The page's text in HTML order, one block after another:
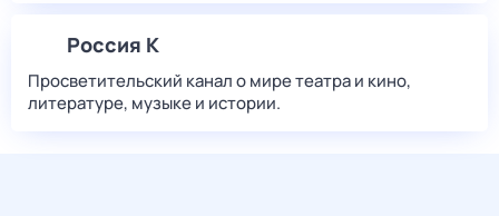
Россия К
Просветительский канал о мире театра и кино,
литературе, музыке и истории.